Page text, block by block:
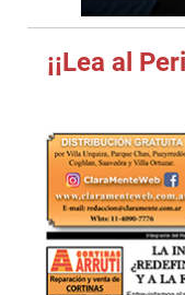
¡¡Lea al